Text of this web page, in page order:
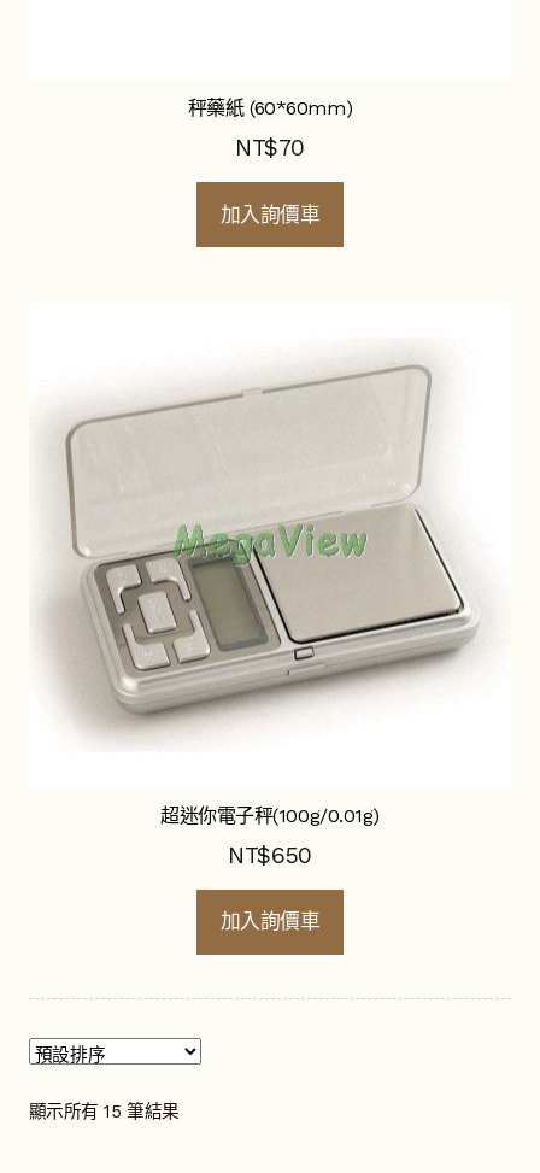
秤藥紙 (60*60mm)
NT$70
加入詢價車
超迷你電子秤(100g/0.01g)
NT$650
加入詢價車
顯示所有 15 筆結果